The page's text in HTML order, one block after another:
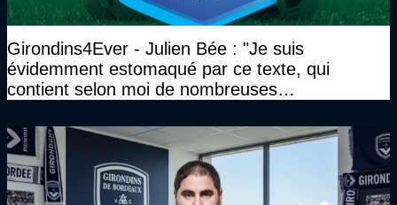
Girondins4Ever - Julien Bée : "Je suis
évidemment estomaqué par ce texte, qui
contient selon moi de nombreuses
plan juridique"